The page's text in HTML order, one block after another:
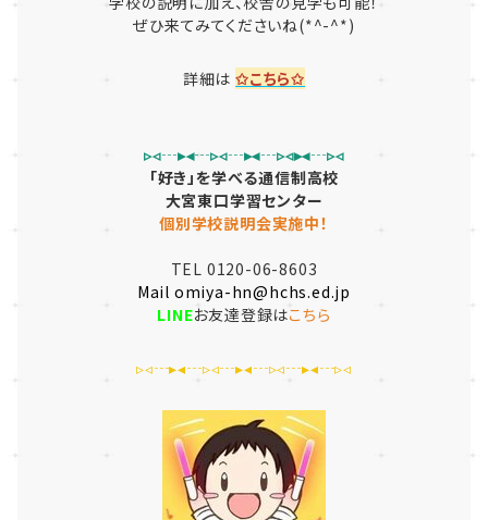
ぜひ来てみてくださいね(*^-^*)
詳細は✩こちら✩
▹◃┄▸◂┄▹◃┄▸◂┄▹◃▸◂┄▹◃
「好き」を学べる通信制高校
大宮東口学習センター
個別学校説明会実施中！
TEL 0120-06-8603
Mail omiya-hn@hchs.ed.jp
LINEお友達登録はこちら
▹◃┄▸◂┄▹◃┄▸◂┄▹◃┄▸◂┄▹◃